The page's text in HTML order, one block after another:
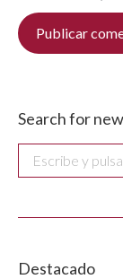
Publicar
Search for
Buscar:
Destacado